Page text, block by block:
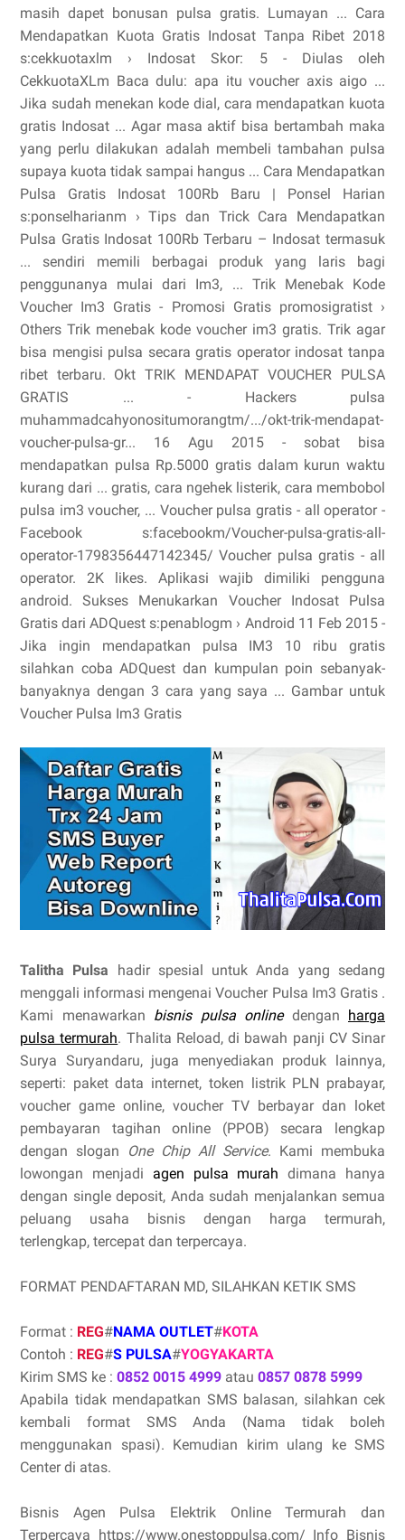
masih dapet bonusan pulsa gratis. Lumayan ... Cara
Mendapatkan Kuota Gratis Indosat Tanpa Ribet 2018
s:cekkuotaxlm › Indosat Skor: 5 - ‎Diulas oleh
CekkuotaXLm Baca dulu: apa itu voucher axis aigo ...
Jika sudah menekan kode dial, cara mendapatkan kuota
gratis Indosat ... Agar masa aktif bisa bertambah maka
yang perlu dilakukan adalah membeli tambahan pulsa
supaya kuota tidak sampai hangus ... Cara Mendapatkan
Pulsa Gratis Indosat 100Rb Baru | Ponsel Harian
s:ponselharianm › Tips dan Trick Cara Mendapatkan
Pulsa Gratis Indosat 100Rb Terbaru – Indosat termasuk
... sendiri memili berbagai produk yang laris bagi
penggunanya mulai dari Im3, ... Trik Menebak Kode
Voucher Im3 Gratis - Promosi Gratis promosigratist ›
Others Trik menebak kode voucher im3 gratis. Trik agar
bisa mengisi pulsa secara gratis operator indosat tanpa
ribet terbaru. Okt TRIK MENDAPAT VOUCHER PULSA
GRATIS ... - Hackers pulsa
muhammadcahyonositumorangtm/.../okt-trik-mendapat-
voucher-pulsa-gr... 16 Agu 2015 - sobat bisa
mendapatkan pulsa Rp.5000 gratis dalam kurun waktu
kurang dari ... gratis, cara ngehek listerik, cara membobol
pulsa im3 voucher, ... Voucher pulsa gratis - all operator -
Facebook s:facebookm/Voucher-pulsa-gratis-all-
operator-1798356447142345/ Voucher pulsa gratis - all
operator. 2K likes. Aplikasi wajib dimiliki pengguna
android. Sukses Menukarkan Voucher Indosat Pulsa
Gratis dari ADQuest s:penablogm › Android 11 Feb 2015 -
Jika ingin mendapatkan pulsa IM3 10 ribu gratis
silahkan coba ADQuest dan kumpulan poin sebanyak-
banyaknya dengan 3 cara yang saya ... Gambar untuk
Voucher Pulsa Im3 Gratis
Talitha Pulsa hadir spesial untuk Anda yang sedang
menggali informasi mengenai Voucher Pulsa Im3 Gratis .
Kami menawarkan bisnis pulsa onlinedengan harga
pulsa termurah. Thalita Reload, di bawah panji CV Sinar
Surya Suryandaru, juga menyediakan produk lainnya,
seperti: paket data internet, token listrik PLN prabayar,
voucher game online, voucher TV berbayar dan loket
pembayaran tagihan online (PPOB) secara lengkap
dengan slogan
One Chip All Service. Kami membuka
lowongan menjadi agen pulsa murah dimana hanya
dengan single deposit, Anda sudah menjalankan semua
peluang usaha bisnis dengan harga termurah,
terlengkap, tercepat dan terpercaya.
FORMAT PENDAFTARAN MD, SILAHKAN KETIK SMS
Format : REG#NAMA OUTLET#KOTA
Contoh : REG#S PULSA#YOGYAKARTA
Kirim SMS ke : 0852 0015 4999 atau 0857 0878 5999
Apabila tidak mendapatkan SMS balasan, silahkan cek
kembali format SMS Anda (Nama tidak boleh
menggunakan spasi). Kemudian kirim ulang ke SMS
Center di atas.
Bisnis Agen Pulsa Elektrik Online Termurah dan
Terpercaya https://www.onestoppulsa.com/ Info Bisnis